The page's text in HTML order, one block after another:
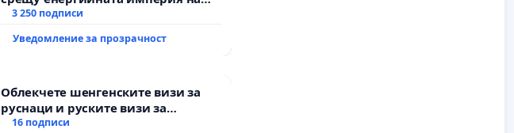
Христо Ковачки!
3 250 подписи
Уведомление за прозрачност
Облекчете шенгенските визи за
руснаци и руските визи за
българи
16 подписи